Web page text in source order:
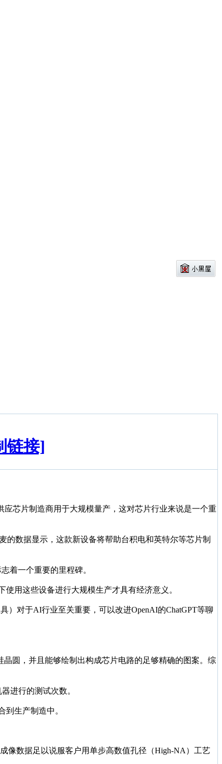
链接]
芯片制造商用于大规模量产，这对芯片行业来说是一个重
数据显示，这款新设备将帮助台积电和英特尔等芯片制
着一个重要的里程碑。
用这些设备进行大规模生产才具有经济意义。
对于AI行业至关重要，可以改进OpenAI的ChatGPT等聊
圆，并且能够绘制出构成芯片电路的足够精确的图案。综
进行的测试次数。
生产制造中。
像数据足以说服客户用单步高数值孔径（High-NA）工艺